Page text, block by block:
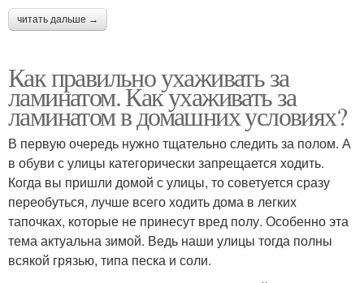
читать дальше →
Как правильно ухаживать за
ламинатом. Как ухаживать за
ламинатом в домашних условиях?
В первую очередь нужно тщательно следить за полом. А
в обуви с улицы категорически запрещается ходить.
Когда вы пришли домой с улицы, то советуется сразу
переобуться, лучше всего ходить дома в легких
тапочках, которые не принесут вред полу. Особенно эта
тема актуальна зимой. Ведь наши улицы тогда полны
всякой грязью, типа песка и соли.